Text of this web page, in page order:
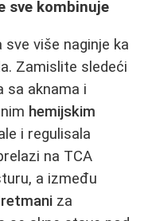
sve kombinuje
više naginje ka
Zamislite sledeći
sa aknama i
hemijskim
i regulisala
na TCA
a između
za